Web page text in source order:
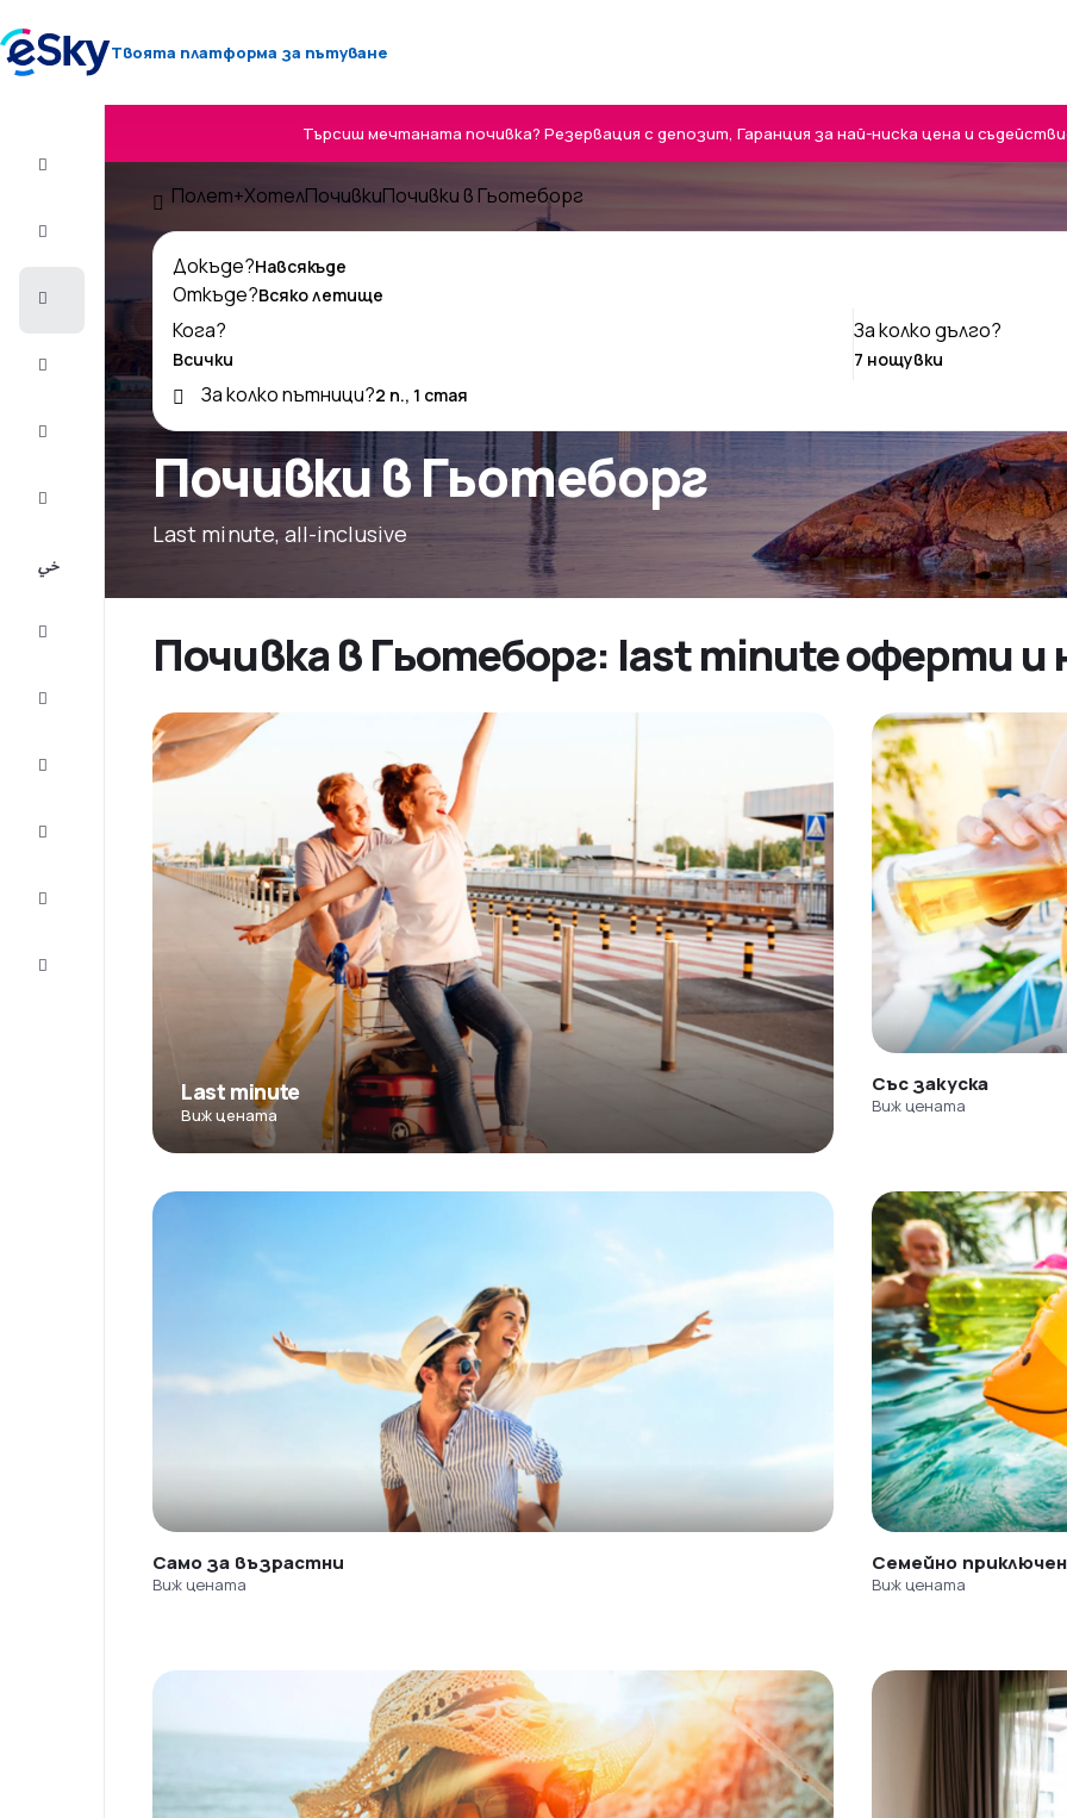
Твоята платформа за пътуване
Полет+Хотел
Самолетни
Почивки
Търсиш мечтаната почивка? Резервация с депозит, Гаранция за най-ниска цена и
Полет+ХотелПочивкиПочивки в Гьотеборг
Почивки в Гьотеборг
Last minute, all-inclusive
Докъде?
Откъде?
Кога?
За колко дълго?
За колко пътници?
Почивка в Гьотеборг: last minute оферти
Last minute
Виж цената
Със закуска
Виж цената
Само за възрастни
Виж цената
Семейно
Виж цената